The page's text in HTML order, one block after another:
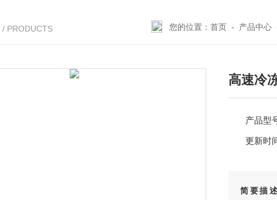
/ PRODUCTS 您的位置： 首页 - 产品中心
高速冷
产品型号
更新时间
简要描